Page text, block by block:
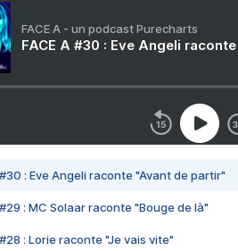
FACE A - un podcast Purecharts
FACE A #30 : Eve Angeli
#30 : Eve Angeli raconte "Avant de partir"
#29 : MC Solaar raconte "Bouge de là"
#28 : Lorie raconte "Je vais vite"